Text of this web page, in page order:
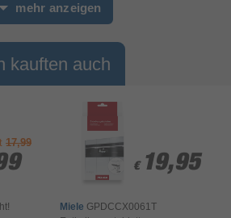
Wohin Du Willst
Mal
mehr anzeigen
kauften auch
17,99
€ 19,95
€ 19,95
Miele GPDCCX0061T